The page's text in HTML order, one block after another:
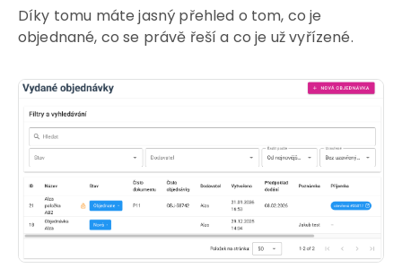
Díky tomu máte jasný přehled o tom, co je
objednané, co se právě řeší a co je už vyřízené.